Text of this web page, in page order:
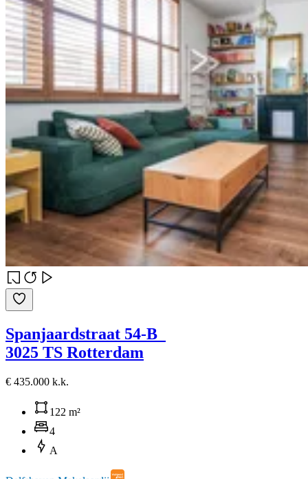
Spanjaardstraat 54-B
3025 TS Rotterdam
€ 435.000 k.k.
122 m²
4
A